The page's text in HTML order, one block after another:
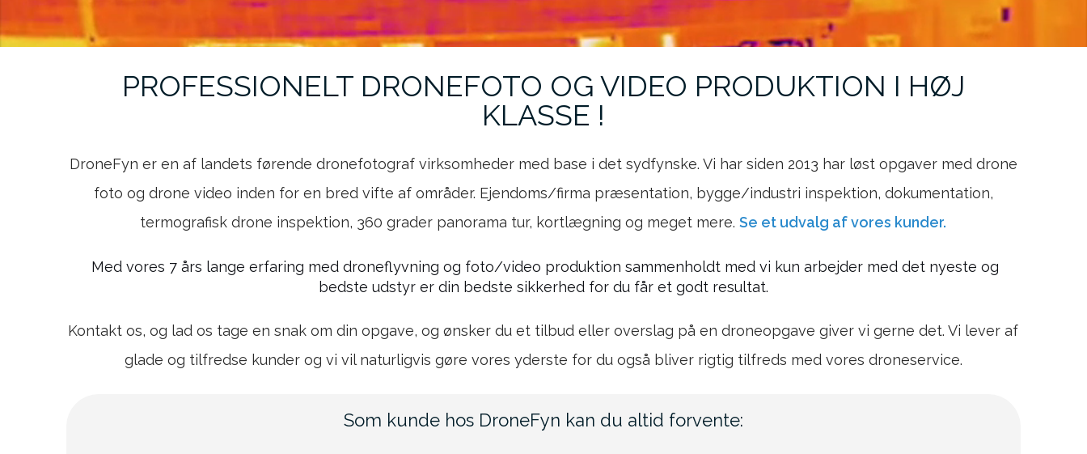
PROFESSIONELT DRONEFOTO OG VIDEO PRODUKTION I HØJ
KLASSE !
DroneFyn er en af landets førende dronefotograf virksomheder med base i det sydfynske. Vi har siden 2013 har løst opgaver med drone
foto og drone video inden for en bred vifte af områder. Ejendoms/firma præsentation, bygge/industri inspektion, dokumentation,
termografisk drone inspektion, 360 grader panorama tur, kortlægning og meget mere.Se et udvalg af vores kunder.
Med vores 7 års lange erfaring med droneflyvning og foto/video produktion sammenholdt med vi kun arbejder med det nyeste og
bedste udstyr er din bedste sikkerhed for du får et godt resultat.
Kontakt os, og lad os tage en snak om din opgave, og ønsker du et tilbud eller overslag på en droneopgave giver vi gerne det. Vi lever af
glade og tilfredse kunder og vi vil naturligvis gøre vores yderste for du også bliver rigtig tilfreds med vores droneservice.
Som kunde hos DroneFyn kan du altid forvente: